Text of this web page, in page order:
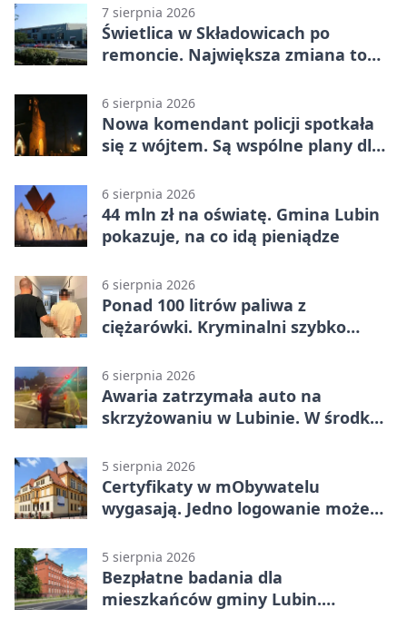
7 sierpnia 2026
Świetlica w Składowicach po
remoncie. Największa zmiana to
6 sierpnia 2026
Nowa komendant policji spotkała
się z wójtem. Są wspólne plany dla
6 sierpnia 2026
44 mln zł na oświatę. Gmina Lubin
pokazuje, na co idą pieniądze
6 sierpnia 2026
Ponad 100 litrów paliwa z
ciężarówki. Kryminalni szybko
6 sierpnia 2026
Awaria zatrzymała auto na
skrzyżowaniu w Lubinie. W środku
5 sierpnia 2026
Certyfikaty w mObywatelu
wygasają. Jedno logowanie może
5 sierpnia 2026
Bezpłatne badania dla
mieszkańców gminy Lubin.